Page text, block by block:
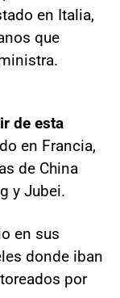
en Italia,
que
de esta
en Francia,
de China
y Jubei.
en sus
donde iban
por